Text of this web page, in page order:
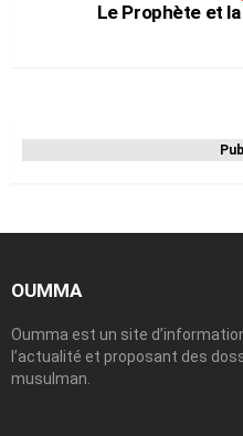
Le Prophète et
OUMMA
Oumma est un site
l’actualité et proposant des
musulman.